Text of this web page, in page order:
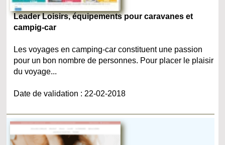
Leader Loisirs, équipements pour caravanes et
campig-car
Les voyages en camping-car constituent une passion
pour un bon nombre de personnes. Pour placer le plaisir
du voyage...
Date de validation : 22-02-2018